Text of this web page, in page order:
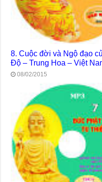
8. Cuộc đời và Ngộ đạo
Độ – Trung Hoa – Việt
08/02/2015